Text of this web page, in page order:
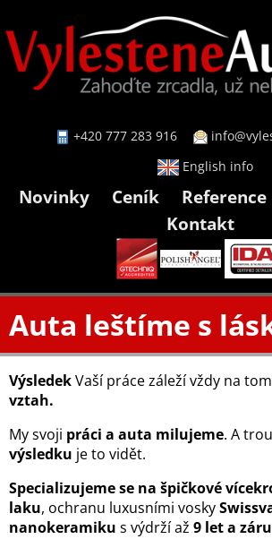
+420 777 283 916
English info
Novinky Ceník Reference
Kontakt
Auta leštíme s
VýsledekVaší práce záleží vždy na
vztah.
My svoji práci a auta milujeme. A
výsledku je to vidět.
Specializujeme se na špičkové
laku, ochranu luxusními vosky
nanokeramiku s výdrží až 9 let a